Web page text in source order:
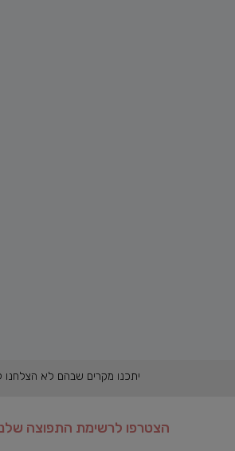
יתכנו מקרים שבהם לא הצלחנו לאתר את המקור או שהוא אינו
הצטרפו לרשימת התפוצה